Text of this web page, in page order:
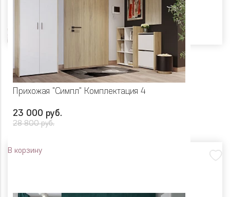
Прихожая "Симпл" Комплектация 4
23 000 руб.
28 800 руб.
В корзину